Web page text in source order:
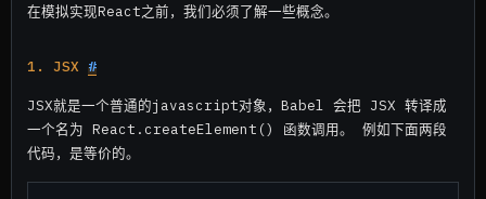
在模拟实现React之前，我们必须了解一些概念。
1. JSX #
JSX就是一个普通的javascript对象，Babel 会把 JSX 转译成
一个名为 React.createElement() 函数调用。 例如下面两段
代码，是等价的。